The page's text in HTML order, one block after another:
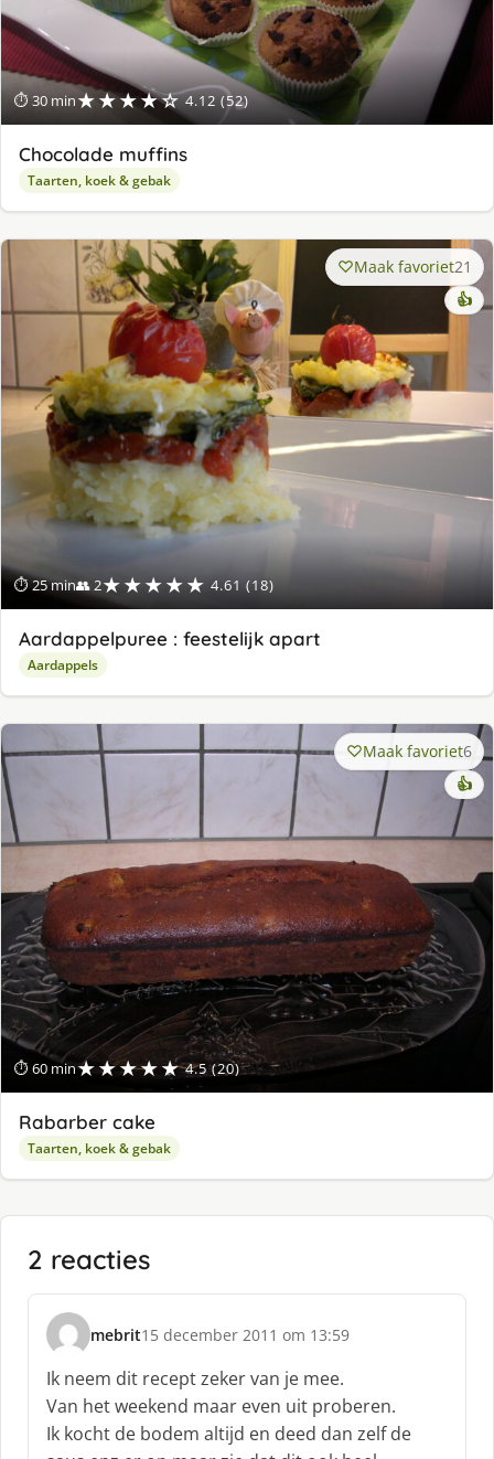
⏱ 30 min★★★★☆ 4.12 (52)
Chocolade muffins
Taarten, koek & gebak
⏱ 25 min👥 2★★★★★ 4.61 (18)
Maak favoriet21
👍
Aardappelpuree : feestelijk apart
Aardappels
⏱ 60 min★★★★★ 4.5 (20)
Maak favoriet6
👍
Rabarber cake
Taarten, koek & gebak
2 reacties
mebrit
s
c
h
r
e
15 december 2011 om 13:59
Ik neem dit recept zeker van je mee.
Van het weekend maar even uit proberen.
Ik kocht de bodem altijd en deed dan zelf de